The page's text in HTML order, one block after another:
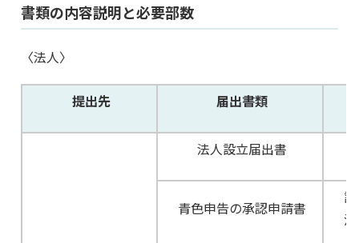
書類の内容説明と必要部数
〈法人〉
提出先 届出書類
法人設立届出書
青色申告の承認申請書